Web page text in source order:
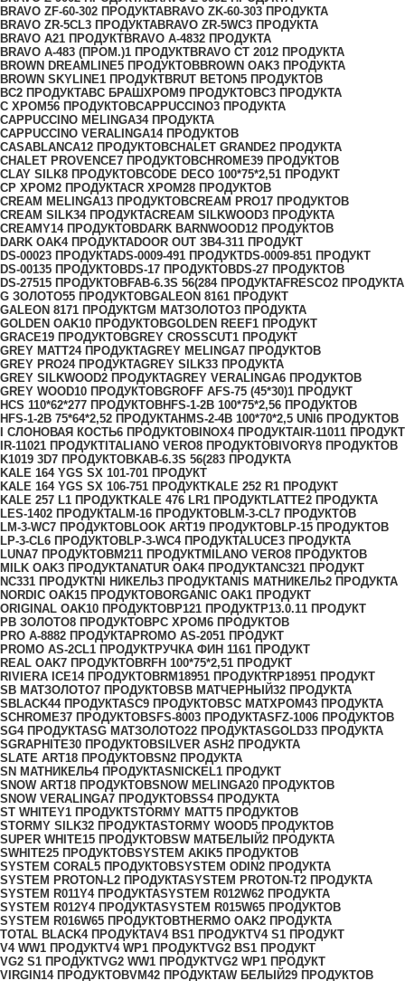
BRAVO ZF-60-302 ПРОДУКТАBRAVO ZK-60-303 ПРОДУКТА
BRAVO ZR-5CL3 ПРОДУКТАBRAVO ZR-5WC3 ПРОДУКТА
BRAVO А21 ПРОДУКТBRAVO А-4832 ПРОДУКТА
BRAVO А-483 (ПРОМ.)1 ПРОДУКТBRAVO СТ 2012 ПРОДУКТА
BROWN DREAMLINE5 ПРОДУКТОВBROWN OAK3 ПРОДУКТА
BROWN SKYLINE1 ПРОДУКТBRUT BETON5 ПРОДУКТОВ
BС2 ПРОДУКТАBС БРАШХРОМ9 ПРОДУКТОВC3 ПРОДУКТА
C ХРОМ56 ПРОДУКТОВCAPPUCCINO3 ПРОДУКТА
CAPPUCCINO MELINGA34 ПРОДУКТА
CAPPUCCINO VERALINGA14 ПРОДУКТОВ
CASABLANCA12 ПРОДУКТОВCHALET GRANDE2 ПРОДУКТА
CHALET PROVENCE7 ПРОДУКТОВCHROME39 ПРОДУКТОВ
CLAY SILK8 ПРОДУКТОВCODE DECO 100*75*2,51 ПРОДУКТ
CP ХРОМ2 ПРОДУКТАCR ХРОМ28 ПРОДУКТОВ
CREAM MELINGA13 ПРОДУКТОВCREAM PRO17 ПРОДУКТОВ
CREAM SILK34 ПРОДУКТАCREAM SILKWOOD3 ПРОДУКТА
CREAMY14 ПРОДУКТОВDARK BARNWOOD12 ПРОДУКТОВ
DARK OAK4 ПРОДУКТАDOOR OUT ЗВ4-311 ПРОДУКТ
DS-00023 ПРОДУКТАDS-0009-491 ПРОДУКТDS-0009-851 ПРОДУКТ
DS-00135 ПРОДУКТОВDS-17 ПРОДУКТОВDS-27 ПРОДУКТОВ
DS-27515 ПРОДУКТОВFAB-6.3S 56(284 ПРОДУКТАFRESCO2 ПРОДУКТА
G ЗОЛОТО55 ПРОДУКТОВGALEON 8161 ПРОДУКТ
GALEON 8171 ПРОДУКТGM МАТЗОЛОТО3 ПРОДУКТА
GOLDEN OAK10 ПРОДУКТОВGOLDEN REEF1 ПРОДУКТ
GRACE19 ПРОДУКТОВGREY CROSSCUT1 ПРОДУКТ
GREY MATT24 ПРОДУКТАGREY MELINGA7 ПРОДУКТОВ
GREY PRO24 ПРОДУКТАGREY SILK33 ПРОДУКТА
GREY SILKWOOD2 ПРОДУКТАGREY VERALINGA6 ПРОДУКТОВ
GREY WOOD10 ПРОДУКТОВGROFF AFS-75 (45*30)1 ПРОДУКТ
HCS 110*62*277 ПРОДУКТОВHFS-1-2B 100*75*2,56 ПРОДУКТОВ
HFS-1-2B 75*64*2,52 ПРОДУКТАHMS-2-4B 100*70*2,5 UNI 6 ПРОДУКТОВ
I СЛОНОВАЯ КОСТЬ6 ПРОДУКТОВ INOX4 ПРОДУКТА IR-11011 ПРОДУКТ
IR-11021 ПРОДУКТ ITALIANO VERO8 ПРОДУКТОВ IVORY8 ПРОДУКТОВ
K1019 3D7 ПРОДУКТОВKAB-6.3S 56(283 ПРОДУКТА
KALE 164 YGS SX 101-701 ПРОДУКТ
KALE 164 YGS SX 106-751 ПРОДУКТKALE 252 R1 ПРОДУКТ
KALE 257 L1 ПРОДУКТKALE 476 LR1 ПРОДУКТLATTE2 ПРОДУКТА
LES-1402 ПРОДУКТАLM-16 ПРОДУКТОВLM-3-CL7 ПРОДУКТОВ
LM-3-WC7 ПРОДУКТОВLOOK ART19 ПРОДУКТОВLP-15 ПРОДУКТОВ
LP-3-CL6 ПРОДУКТОВLP-3-WC4 ПРОДУКТАLUCE3 ПРОДУКТА
LUNA7 ПРОДУКТОВM211 ПРОДУКТMILANO VERO8 ПРОДУКТОВ
MILK OAK3 ПРОДУКТАNATUR OAK4 ПРОДУКТАNC321 ПРОДУКТ
NC331 ПРОДУКТNI НИКЕЛЬ3 ПРОДУКТАNIS МАТНИКЕЛЬ2 ПРОДУКТА
NORDIC OAK15 ПРОДУКТОВORGANIC OAK1 ПРОДУКТ
ORIGINAL OAK10 ПРОДУКТОВP121 ПРОДУКТP13.0.11 ПРОДУКТ
PB ЗОЛОТО8 ПРОДУКТОВPC ХРОМ6 ПРОДУКТОВ
PRO A-8882 ПРОДУКТАPROMO AS-2051 ПРОДУКТ
PROMO AS-2CL1 ПРОДУКТPУЧКА ФИН 1161 ПРОДУКТ
REAL OAK7 ПРОДУКТОВRFH 100*75*2,51 ПРОДУКТ
RIVIERA ICE14 ПРОДУКТОВRM18951 ПРОДУКТRP18951 ПРОДУКТ
SB МАТЗОЛОТО7 ПРОДУКТОВSB МАТЧЕРНЫЙ32 ПРОДУКТА
SBLACK44 ПРОДУКТАSC9 ПРОДУКТОВSC МАТХРОМ43 ПРОДУКТА
SCHROME37 ПРОДУКТОВSFS-8003 ПРОДУКТАSFZ-1006 ПРОДУКТОВ
SG4 ПРОДУКТАSG МАТЗОЛОТО22 ПРОДУКТАSGOLD33 ПРОДУКТА
SGRAPHITE30 ПРОДУКТОВSILVER ASH2 ПРОДУКТА
SLATE ART18 ПРОДУКТОВSN2 ПРОДУКТА
SN МАТНИКЕЛЬ4 ПРОДУКТАSNICKEL1 ПРОДУКТ
SNOW ART18 ПРОДУКТОВSNOW MELINGA20 ПРОДУКТОВ
SNOW VERALINGA7 ПРОДУКТОВSS4 ПРОДУКТА
ST WHITEY1 ПРОДУКТSTORMY MATT5 ПРОДУКТОВ
STORMY SILK32 ПРОДУКТАSTORMY WOOD5 ПРОДУКТОВ
SUPER WHITE15 ПРОДУКТОВSW МАТБЕЛЫЙ2 ПРОДУКТА
SWHITE25 ПРОДУКТОВSYSTEM AKIK5 ПРОДУКТОВ
SYSTEM CORAL5 ПРОДУКТОВSYSTEM ODIN2 ПРОДУКТА
SYSTEM PROTON-L2 ПРОДУКТАSYSTEM PROTON-T2 ПРОДУКТА
SYSTEM R011Y4 ПРОДУКТАSYSTEM R012W62 ПРОДУКТА
SYSTEM R012Y4 ПРОДУКТАSYSTEM R015W65 ПРОДУКТОВ
SYSTEM R016W65 ПРОДУКТОВTHERMO OAK2 ПРОДУКТА
TOTAL BLACK4 ПРОДУКТАV4 BS1 ПРОДУКТV4 S1 ПРОДУКТ
V4 WW1 ПРОДУКТV4 WР1 ПРОДУКТVG2 BS1 ПРОДУКТ
VG2 S1 ПРОДУКТVG2 WW1 ПРОДУКТVG2 WР1 ПРОДУКТ
VIRGIN14 ПРОДУКТОВVM42 ПРОДУКТАW БЕЛЫЙ29 ПРОДУКТОВ